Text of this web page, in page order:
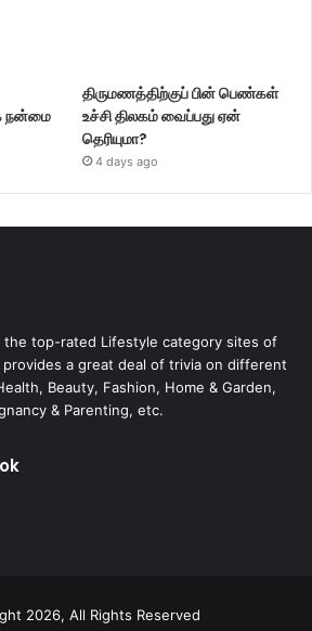
நன்மை
திருமணத்திற்குப் பின் பெண்கள்
உச்சி திலகம் வைப்பது ஏன்
தெரியுமா?
4 days ago
the top-rated Lifestyle category sites of
provides a great deal of trivia on different
Beauty, Fashion, Home & Garden,
& Parenting, etc.
2026, All Rights Reserved